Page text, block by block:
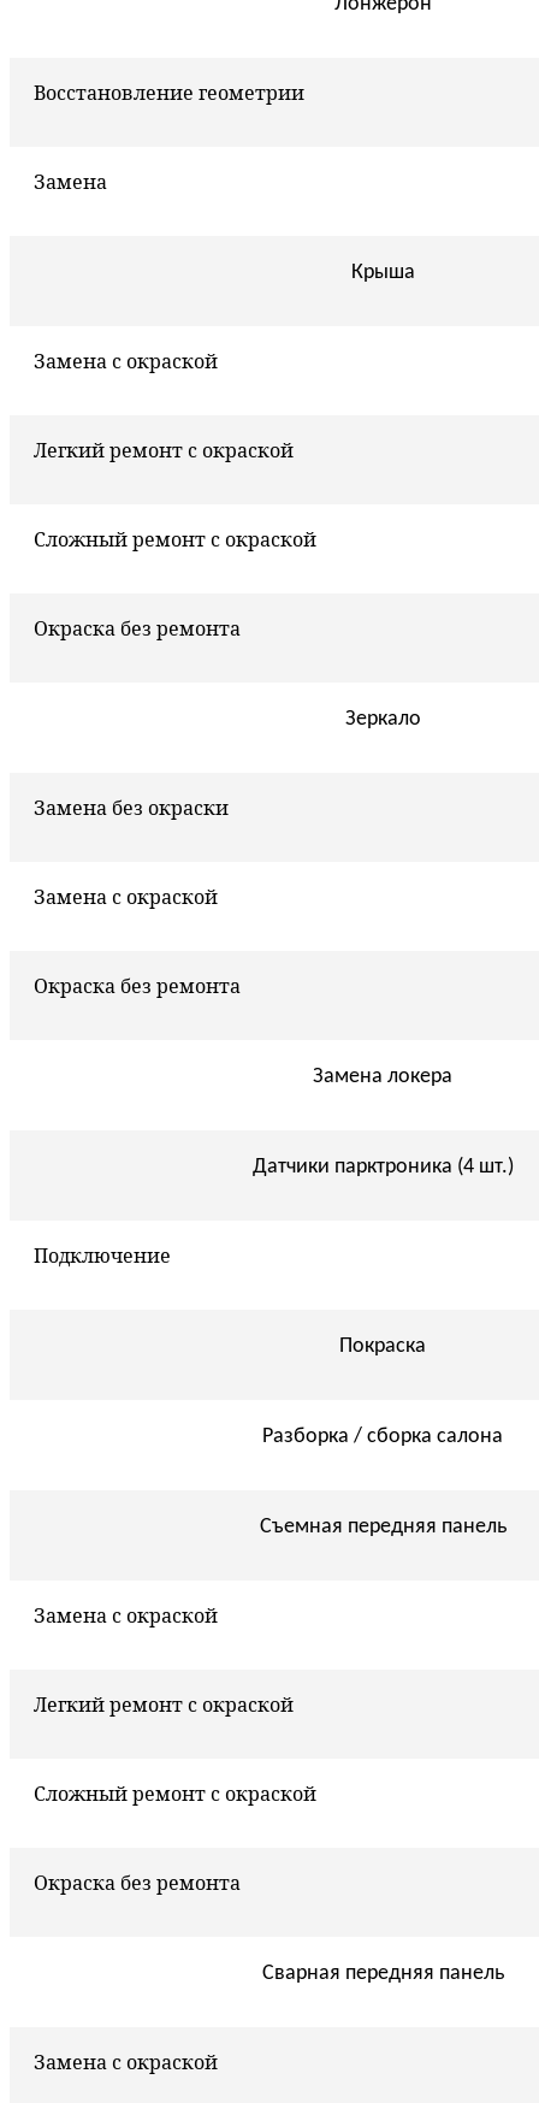
Восстановление геометрии
Замена
Крыша
Замена с окраской
Легкий ремонт с окраской
Сложный ремонт с окраской
Окраска без ремонта
Зеркало
Замена без окраски
Замена с окраской
Окраска без ремонта
Замена локера
Датчики парктроника (4 шт.)
Подключение
Покраска
Разборка / сборка салона
Съемная передняя панель
Замена с окраской
Легкий ремонт с окраской
Сложный ремонт с окраской
Окраска без ремонта
Сварная передняя панель
Замена с окраской